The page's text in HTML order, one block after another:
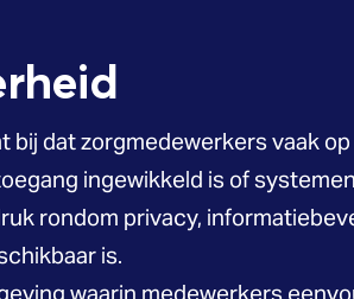
bij dat zorgmedewerkers vaak
ingewikkeld is of
rondom privacy,
is.
waarin medewerkers